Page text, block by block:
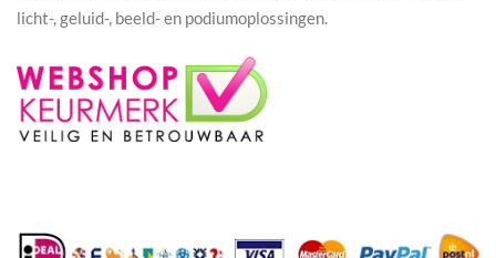
licht-, geluid-, beeld- en podiumoplossingen.